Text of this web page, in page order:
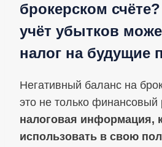
брокерском
учёт убытков
налог на будущие
Негативный баланс на
это не только финансовый
налоговая информация,
использовать в свою